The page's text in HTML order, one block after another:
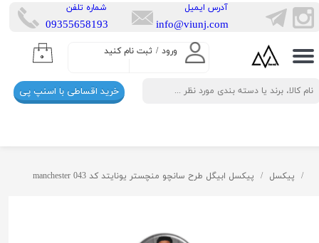
ورود / ثبت نام کنید
حساب کاربری من
تغییر گذر واژه
سفارشات
۰
​شماره تلفن
​​09355658193
​آدرس ایمیل
info@viunj.com
خرید اقساطی با اسنپ پی
پیکسل پیکسل ابیگل طرح سانچو منچستر یونایتد کد manchester 043